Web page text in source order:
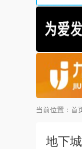
当前位置： 首
地下